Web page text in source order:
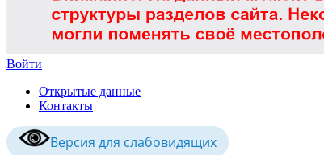
Войти
Открытые данные
Контакты
Версия для слабовидящих